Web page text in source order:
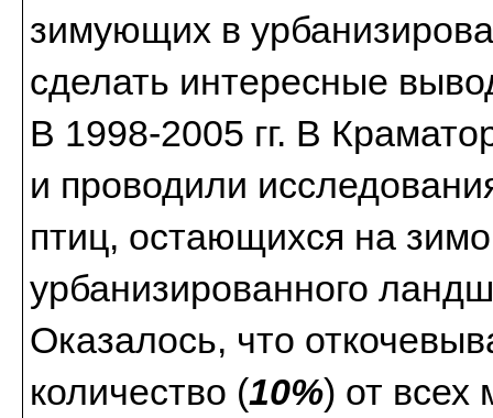
зимующих в
сделать интересные
В 1998-2005 гг. В
и проводили
птиц, остающихся на
урбанизированного
Оказалось, что
количество (10%) от всех